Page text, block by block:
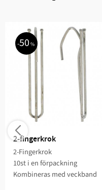
50 %
2-fingerkrok
2-Fingerkrok
10st i en förpackning
Kombineras med veckband